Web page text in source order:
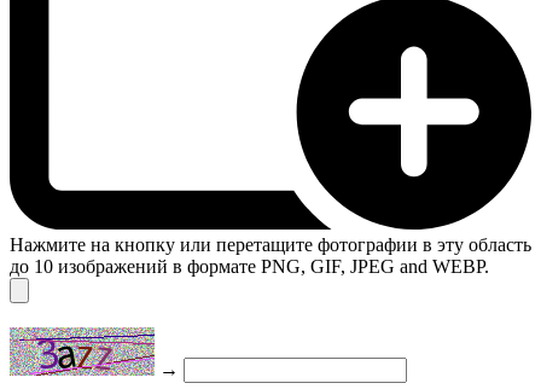
Нажмите на кнопку или перетащите фотографии в эту область
до 10 изображений в формате PNG, GIF, JPEG and WEBP.
→